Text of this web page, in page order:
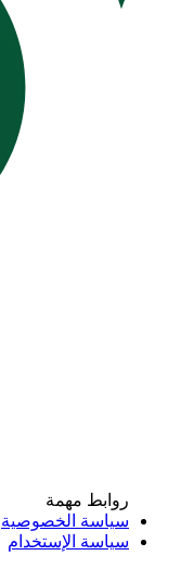
روابط مهمة
سياسة الخصوصية
سياسة الإستخدام